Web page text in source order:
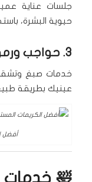
جلسات عناية
حيوية البشرة،
3. حواجب
خدمات صبغ
عينيك بطريقة
أفضل
🛀 خدمات